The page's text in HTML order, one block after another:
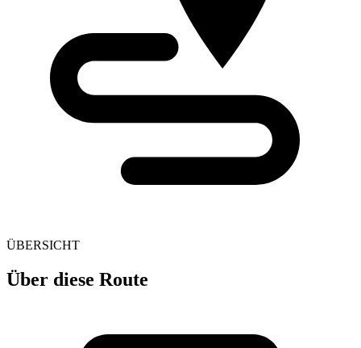
ÜBERSICHT
Über diese Route